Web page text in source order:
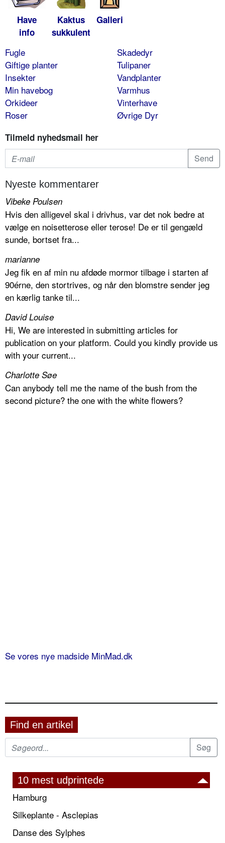
Have
info
Kaktus
sukkulent
Galleri
Fugle
Giftige planter
Insekter
Min havebog
Orkideer
Roser
Skadedyr
Tulipaner
Vandplanter
Varmhus
Vinterhave
Øvrige Dyr
Tilmeld nyhedsmail her
Nyeste kommentarer
Vibeke Poulsen
Hvis den alligevel skal i drivhus, var det nok bedre at
vælge en noisetterose eller terose! De er til gengæld
sunde, bortset fra...
marianne
Jeg fik en af min nu afdøde mormor tilbage i starten af
90érne, den stortrives, og når den blomstre sender jeg
en kærlig tanke til...
David Louise
Hi, We are interested in submitting articles for
publication on your platform. Could you kindly provide us
with your current...
Charlotte Søe
Can anybody tell me the name of the bush from the
second picture? the one with the white flowers?
Se vores nye madside MinMad.dk
Find en artikel
10 mest udprintede
Hamburg
Silkeplante - Asclepias
Danse des Sylphes